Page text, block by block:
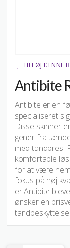
TILFØJ DENNE
Antibite
Antibite er en
specialiseret
Disse skinner
gener fra
med tandpres.
komfortable
for at være
fokus på høj
er Antibite
ønsker en
tandbeskyttelse.